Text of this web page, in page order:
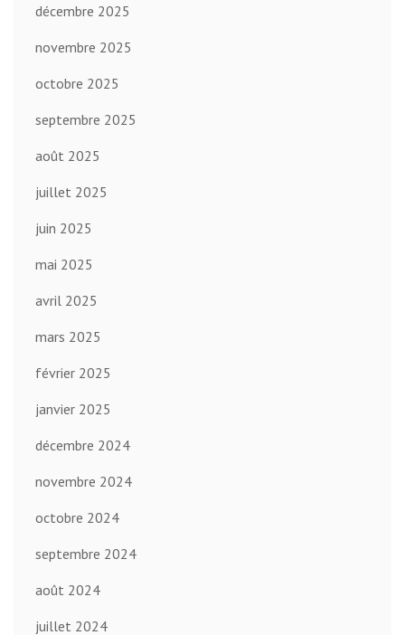
décembre 2025
novembre 2025
octobre 2025
septembre 2025
août 2025
juillet 2025
juin 2025
mai 2025
avril 2025
mars 2025
février 2025
janvier 2025
décembre 2024
novembre 2024
octobre 2024
septembre 2024
août 2024
juillet 2024